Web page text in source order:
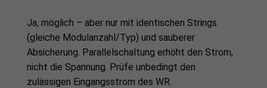
Ja, möglich – aber nur mit identischen Strings
(gleiche Modulanzahl/Typ) und sauberer
Absicherung. Parallelschaltung erhöht den Strom,
nicht die Spannung. Prüfe unbedingt den
zulässigen Eingangsstrom des WR.